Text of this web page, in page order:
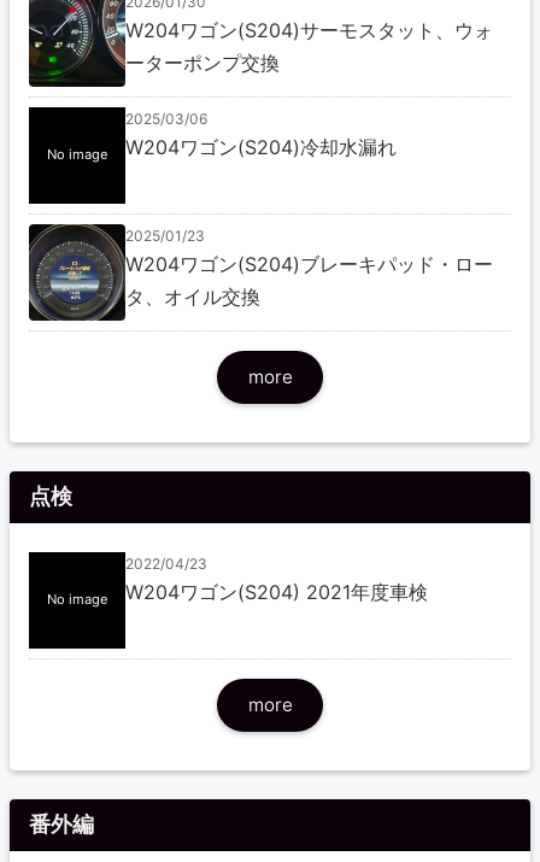
W204ワゴン(S204)サーモスタット、ウォ
ーターポンプ交換
No image
2025/03/06
W204ワゴン(S204)冷却水漏れ
2025/01/23
W204ワゴン(S204)ブレーキパッド・ロー
タ、オイル交換
more
点検
No image
2022/04/23
W204ワゴン(S204) 2021年度車検
more
番外編